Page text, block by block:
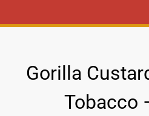
Gorilla
Tobacco